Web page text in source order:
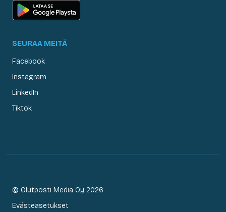
SEURAA MEITÄ
Facebook
Instagram
LinkedIn
Tiktok
© Olutposti Media Oy 2026
Evästeasetukset